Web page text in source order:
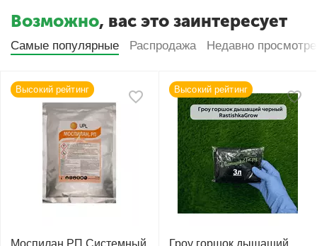
Возможно, вас это заинтересует
Самые популярные Распродажа Недавно
Высокий рейтинг
Моспилан РП Системный
Высокий рейтинг
Гроу горшок дышащий